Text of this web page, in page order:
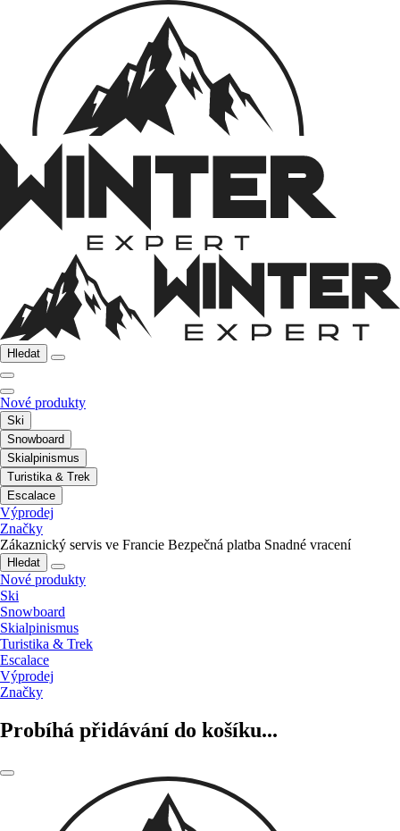
Hledat
Nové produkty
Ski
Snowboard
Skialpinismus
Turistika & Trek
Escalace
Výprodej
Značky
Zákaznický servis ve Francie Bezpečná platba Snadné vracení
Hledat
Nové produkty
Ski
Snowboard
Skialpinismus
Turistika & Trek
Escalace
Výprodej
Značky
Probíhá přidávání do košíku...